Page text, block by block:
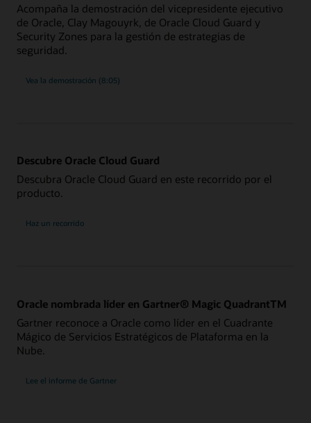
Acompaña la demostración del vicepresidente ejecutivo
de Oracle, Clay Magouyrk, de Oracle Cloud Guard y
Security Zones para la gestión de estrategias de
seguridad.
Vea la demostración (8:05)
Descubre Oracle Cloud Guard
Descubra Oracle Cloud Guard en este recorrido por el
producto.
Haz un recorrido
Oracle nombrada líder en Gartner® Magic QuadrantTM
Gartner reconoce a Oracle como líder en el Cuadrante
Mágico de Servicios Estratégicos de Plataforma en la
Nube.
Lee el informe de Gartner